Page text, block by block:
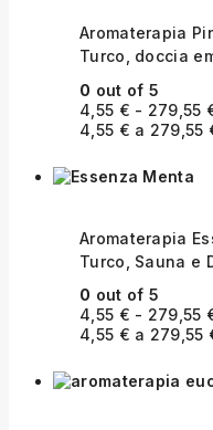
Aromaterapia
Turco, doccia
0 out of 5
4,55 € - 279,55
4,55 € a 279,55
Aromaterapia
Turco, Sauna e
0 out of 5
4,55 € - 279,55
4,55 € a 279,55